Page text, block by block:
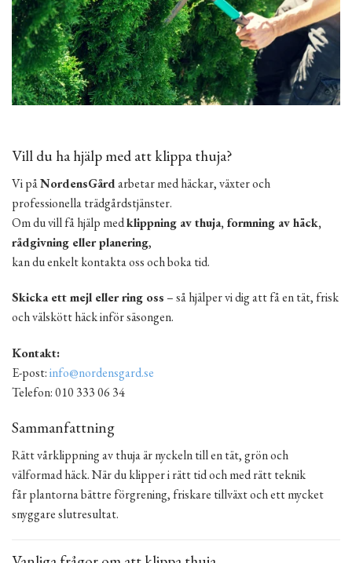
Vill du ha hjälp med att klippa thuja?
Vi påNordensGårdarbetar med häckar, växter och
professionella trädgårdstjänster.
Om du vill få hjälp medklippning av thuja, formning av häck,
rådgivning eller planering,
kan du enkelt kontakta oss och boka tid.
Skicka ett mejl eller ring oss – så hjälper vi dig att få en tät, frisk
och välskött häck inför säsongen.
Kontakt:
E-post:info@nordensgard.se
Telefon: 010 333 06 34
Sammanfattning
Rätt vårklippning av thuja är nyckeln till en tät, grön och
välformad häck. När du klipper i rätt tid och med rätt teknik
får plantorna bättre förgrening, friskare tillväxt och ett mycket
snyggare slutresultat.